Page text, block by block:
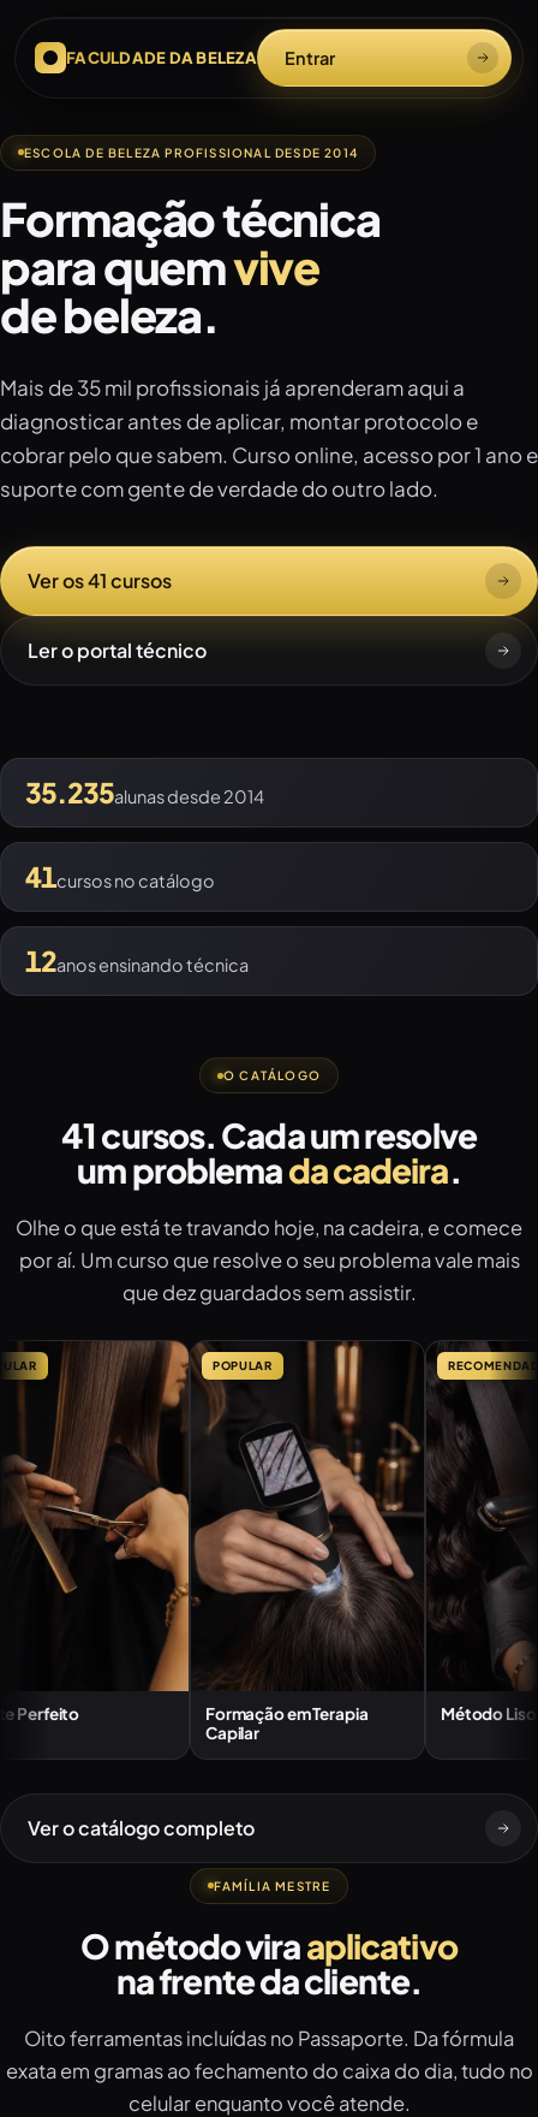
FACULDADE DA BELEZA Entrar
ESCOLA DE BELEZA PROFISSIONAL DESDE 2014
Formação técnica
para quemvive
de beleza.
Mais de 35 mil profissionais já aprenderam aqui a
diagnosticar antes de aplicar, montar protocolo e
cobrar pelo que sabem. Curso online, acesso por 1 ano e
suporte com gente de verdade do outro lado.
Ver os 41 cursos
Ler o portal técnico
35.235alunas desde 2014
41cursos no catálogo
12anos ensinando técnica
O CATÁLOGO
41 cursos. Cada um resolve
um problemada cadeira.
Olhe o que está te travando hoje, na cadeira, e comece
por aí. Um curso que resolve o seu problema vale mais
que dez guardados sem assistir.
POPULAR
Formação em Terapia
Capilar
RECOMENDADO
Método Liso
Ver o catálogo completo
FAMÍLIA MESTRE
O método viraaplicativo
na frente da cliente.
Oito ferramentas incluídas no Passaporte. Da fórmula
exata em gramas ao fechamento do caixa do dia, tudo no
celular enquanto você atende.